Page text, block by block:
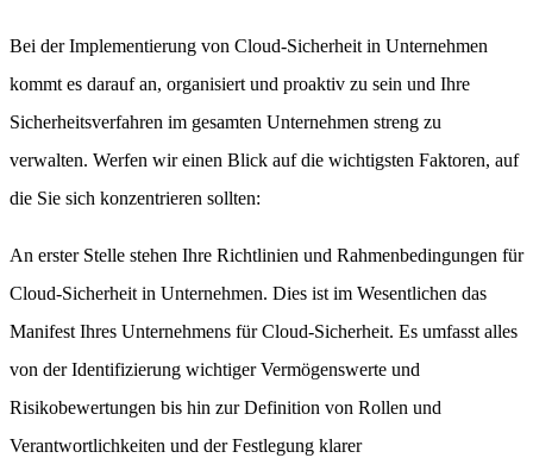
Bei der Implementierung von Cloud-Sicherheit in Unternehmen
kommt es darauf an, organisiert und proaktiv zu sein und Ihre
Sicherheitsverfahren im gesamten Unternehmen streng zu
verwalten. Werfen wir einen Blick auf die wichtigsten Faktoren, auf
die Sie sich konzentrieren sollten:
An erster Stelle stehen Ihre Richtlinien und Rahmenbedingungen für
Cloud-Sicherheit in Unternehmen. Dies ist im Wesentlichen das
Manifest Ihres Unternehmens für Cloud-Sicherheit. Es umfasst alles
von der Identifizierung wichtiger Vermögenswerte und
Risikobewertungen bis hin zur Definition von Rollen und
Verantwortlichkeiten und der Festlegung klarer